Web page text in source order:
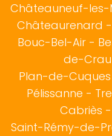
Châteauneuf-les-
Châteaurenard -
Bouc-Bel-Air -
de-Crau
Plan-de-Cuques
Pélissanne -
Cabriès -
Saint-Rémy-de-